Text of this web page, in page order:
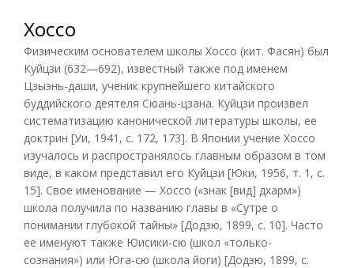
Хоссо
Физическим основателем школы Хоссо (кит. Фасян) был
Куйцзи (632—692), известный также под именем
Цзыэнь-даши, ученик крупнейшего китайского
буддийского деятеля Сюань-цзана. Куйцзи произвел
систематизацию канонической литературы школы, ее
доктрин [Уи, 1941, с. 172, 173]. В Японии учение Хоссо
изучалось и распространялось главным образом в том
виде, в каком представил его Куйцзи [Юки, 1956, т. 1, с.
15]. Свое именование — Хоссо («знак [вид] дхарм»)
школа получила по названию главы в «Сутре о
понимании глубокой тайны» [Додзю, 1899, с. 10]. Часто
ее именуют также Юисики-сю (школ «только-
сознания») или Юга-сю (школа йоги) [Додзю, 1899, с.